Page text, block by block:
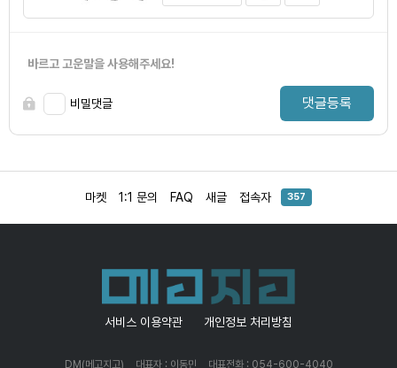
바르고 고운말을 사용해주세요!
비밀댓글 댓글등록
마켓 1:1 문의 FAQ 새글 접속자 357
서비스 이용약관 개인정보 처리방침
DM(메고지고) 대표자 : 이동민 대표전화 : 054-600-4040